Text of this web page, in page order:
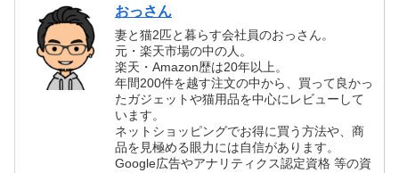
おっさん
妻と猫2匹と暮らす会社員のおっさん。
元・楽天市場の中の人。
楽天・Amazon歴は20年以上。
年間200件を越す注文の中から、買って良かっ
たガジェットや猫用品を中心にレビューして
います。
ネットショッピングでお得に買う方法や、商
品を見極める眼力には自信があります。
Google広告やアナリティクス認定資格 等の資